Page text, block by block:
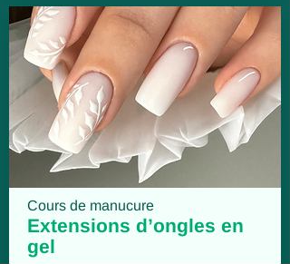
Cours de manucure
Extensions d’ongles en
gel